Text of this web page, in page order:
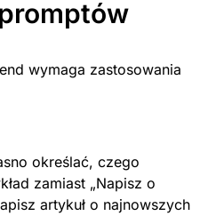
wymaga zastosowania
określać, czego
zamiast „Napisz o
artykuł o najnowszych